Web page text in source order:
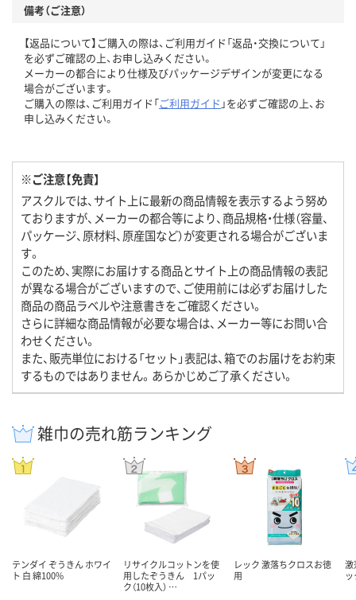
備考（ご注意）
【返品について】ご購入の際は、ご利用ガイド「返品・交換について」
を必ずご確認の上、お申し込みください。
メーカーの都合により仕様及びパッケージデザインが変更になる
場合がございます。
ご購入の際は、ご利用ガイド「ご利用ガイド 」を必ずご確認の上、お
申し込みください。
※ご注意【免責】
アスクルでは、サイト上に最新の商品情報を表示するよう努め
ておりますが、メーカーの都合等により、商品規格・仕様（容量、
パッケージ、原材料、原産国など）が変更される場合がございま
す。
このため、実際にお届けする商品とサイト上の商品情報の表記
が異なる場合がございますので、ご使用前には必ずお届けした
商品の商品ラベルや注意書きをご確認ください。
さらに詳細な商品情報が必要な場合は、メーカー等にお問い合
わせください。
また、販売単位における「セット」表記は、箱でのお届けをお約束
するものではありません。あらかじめご了承ください。
雑巾の売れ筋ランキング
テンダイ ぞうきん ホワイ
ト 白 綿100%
リサイクルコットンを使
用したぞうきん 1パッ
ク（10枚入） …
レック 激落ちクロスお徳
用
激